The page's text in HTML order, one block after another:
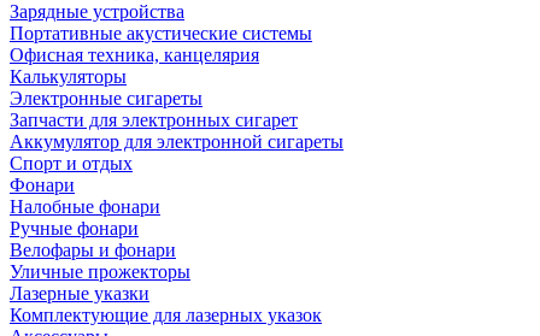
Зарядные устройства
Портативные акустические системы
Офисная техника, канцелярия
Калькуляторы
Электронные сигареты
Запчасти для электронных сигарет
Аккумулятор для электронной сигареты
Спорт и отдых
Фонари
Налобные фонари
Ручные фонари
Велофары и фонари
Уличные прожекторы
Лазерные указки
Комплектующие для лазерных указок